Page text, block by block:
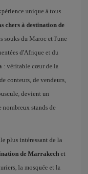
unique à tous
chers à destination de
souks du Maroc et l'une
d'Afrique et du
: véritable cœur de la
conteurs, de vendeurs,
devient un
nombreux stands de
plus intéressant de la
de Marrakech et
la mosquée et la